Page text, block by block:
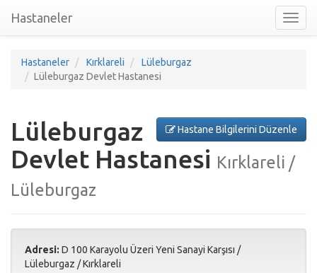
nav
Hastaneler
Hastaneler Kırklareli
Lüleburgaz
Lüleburgaz Devlet Hastanesi
Hastane Bilgilerini Düzenle
Lüleburgaz
Devlet Hastanesi Kırklareli /
Lüleburgaz
Adresi: D 100 Karayolu Üzeri Yeni Sanayi Karşısı /
Lüleburgaz /Kırklareli